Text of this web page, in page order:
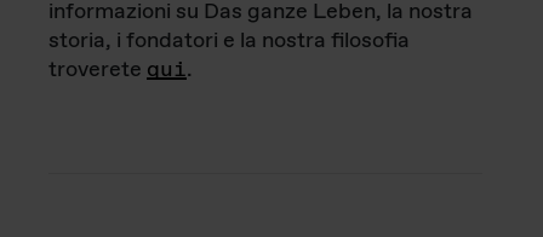
informazioni su Das ganze Leben, la nostra
storia, i fondatori e la nostra filosofia
troverete qui.